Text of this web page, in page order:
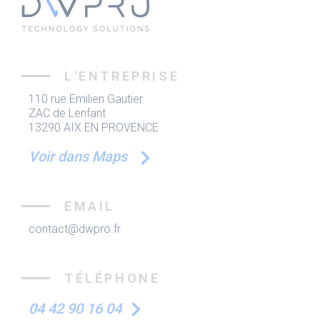
L'ENTREPRISE
110 rue Emilien Gautier
ZAC de Lenfant
13290 AIX EN PROVENCE
Voir dans Maps
EMAIL
contact@dwpro.fr
TÉLÉPHONE
04 42 90 16 04